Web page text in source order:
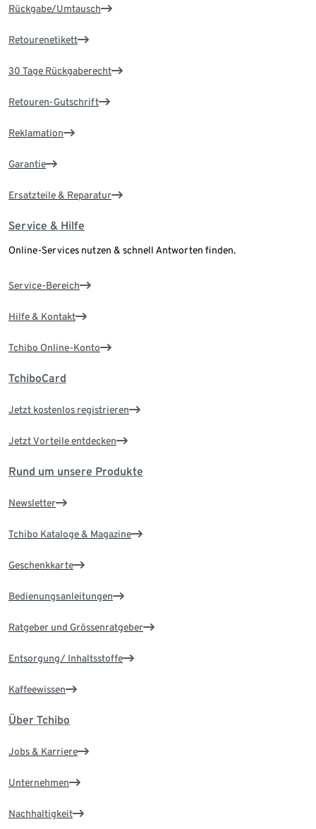
Rückgabe/Umtausch
Retourenetikett
30 Tage Rückgaberecht
Retouren-Gutschrift
Reklamation
Garantie
Ersatzteile & Reparatur
Service & Hilfe
Online-Services nutzen & schnell Antworten finden.
Service-Bereich
Hilfe & Kontakt
Tchibo Online-Konto
TchiboCard
Jetzt kostenlos registrieren
Jetzt Vorteile entdecken
Rund um unsere Produkte
Newsletter
Tchibo Kataloge & Magazine
Geschenkkarte
Bedienungsanleitungen
Ratgeber und Grössenratgeber
Entsorgung/ Inhaltsstoffe
Kaffeewissen
Über Tchibo
Jobs & Karriere
Unternehmen
Nachhaltigkeit